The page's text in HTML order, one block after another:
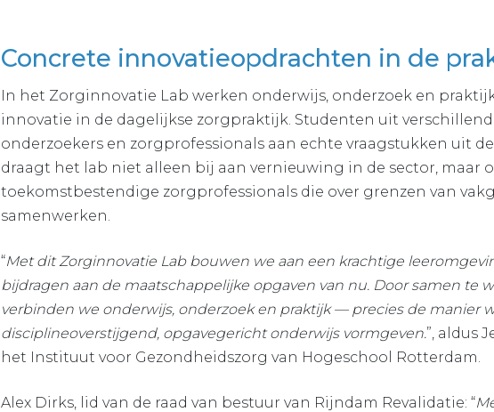
Concrete innovatieopdrachten in de
In het Zorginnovatie Lab werken onderwijs, onderzoek en
innovatie in de dagelijkse zorgpraktijk. Studenten uit
onderzoekers en zorgprofessionals aan echte vraagstukken uit
draagt het lab niet alleen bij aan vernieuwing in de sector, maar
toekomstbestendige zorgprofessionals die over grenzen van
samenwerken.
“Met dit Zorginnovatie Lab bouwen we aan een krachtige
bijdragen aan de maatschappelijke opgaven van nu. Door samen te
verbinden we onderwijs, onderzoek en praktijk — precies de manier
disciplineoverstijgend, opgavegericht onderwijs vormgeven.”, aldus
het Instituut voor Gezondheidszorg van Hogeschool Rotterdam.
Alex Dirks, lid van de raad van bestuur van Rijndam Revalidatie: “